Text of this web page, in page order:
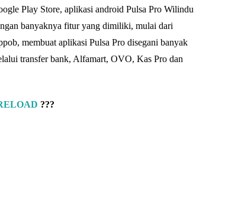
Play Store, aplikasi android Pulsa Pro Wilindu
banyaknya fitur yang dimiliki, mulai dari
membuat aplikasi Pulsa Pro disegani banyak
transfer bank, Alfamart, OVO, Kas Pro dan
???